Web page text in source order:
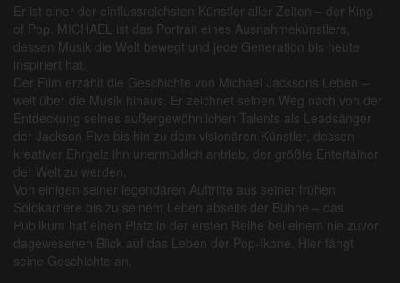
Er ist einer der einflussreichsten Künstler aller Zeiten – der King
of Pop. MICHAEL ist das Portrait eines Ausnahmekünstlers,
dessen Musik die Welt bewegt und jede Generation bis heute
inspiriert hat.
Der Film erzählt die Geschichte von Michael Jacksons Leben –
weit über die Musik hinaus. Er zeichnet seinen Weg nach von der
Entdeckung seines außergewöhnlichen Talents als Leadsänger
der Jackson Five bis hin zu dem visionären Künstler, dessen
kreativer Ehrgeiz ihn unermüdlich antrieb, der größte Entertainer
der Welt zu werden.
Von einigen seiner legendären Auftritte aus seiner frühen
Solokarriere bis zu seinem Leben abseits der Bühne – das
Publikum hat einen Platz in der ersten Reihe bei einem nie zuvor
dagewesenen Blick auf das Leben der Pop-Ikone. Hier fängt
seine Geschichte an.